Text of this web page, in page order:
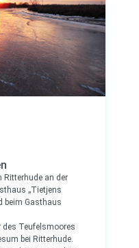
Ritterhude an der
„Tietjens
beim Gasthaus
des Teufelsmoores
bei Ritterhude.